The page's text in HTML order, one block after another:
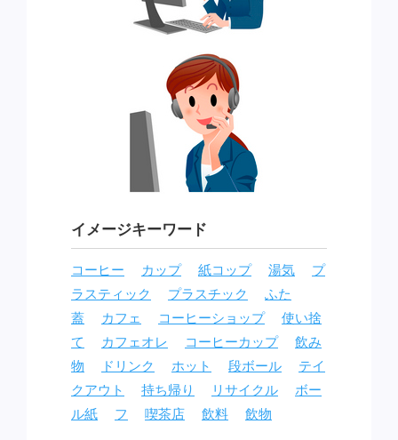
イメージキーワード
コーヒー カップ 紙コップ 湯気
プ
ラスティック
プラスチック
ふた
蓋
カフェ コーヒーショップ
使い捨
て
カフェオレ コーヒーカップ
飲み
物
ドリンク ホット 段ボール
テイ
クアウト
持ち帰り リサイクル
ボー
ル紙
フ 喫茶店 飲料 飲物